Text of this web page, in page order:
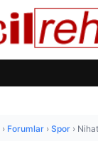
› Forumlar › Spor ›